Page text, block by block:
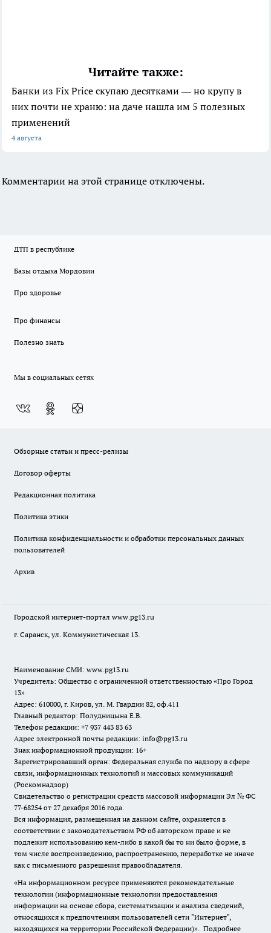
Читайте также:
Банки из Fix Price скупаю десятками — но крупу в
них почти не храню: на даче нашла им 5 полезных
применений
4 августа
Комментарии на этой странице отключены.
ДТП в республике
Базы отдыха Мордовии
Про здоровье
Про финансы
Полезно знать
Мы в социальных сетях
Обзорные статьи и пресс-релизы
Договор оферты
Редакционная политика
Политика этики
Политика конфиденциальности и обработки персональных данных
пользователей
Архив
Городской интернет-портал www.pg13.ru
г. Саранск, ул. Коммунистическая 13.
Наименование СМИ: www.pg13.ru
Учредитель: Общество с ограниченной ответственностью «Про Город
13»
Адрес: 610000, г. Киров, ул. М. Гвардии 82, оф.411
Главный редактор: Полудницына Е.В.
Телефон редакции: +7 937 443 83 63
Адрес электронной почты редакции: info@pg13.ru
Знак информационной продукции: 16+
Зарегистрировавший орган: Федеральная служба по надзору в сфере
связи, информационных технологий и массовых коммуникаций
(Роскомнадзор)
Свидетельство о регистрации средств массовой информации Эл № ФС
77-68254 от 27 декабря 2016 года.
Вся информация, размещенная на данном сайте, охраняется в
соответствии с законодательством РФ об авторском праве и не
подлежит использованию кем-либо в какой бы то ни было форме, в
том числе воспроизведению, распространению, переработке не иначе
как с письменного разрешения правообладателя.
«На информационном ресурсе применяются рекомендательные
технологии (информационные технологии предоставления
информации на основе сбора, систематизации и анализа сведений,
относящихся к предпочтениям пользователей сети "Интернет",
находящихся на территории Российской Федерации)». Подробнее